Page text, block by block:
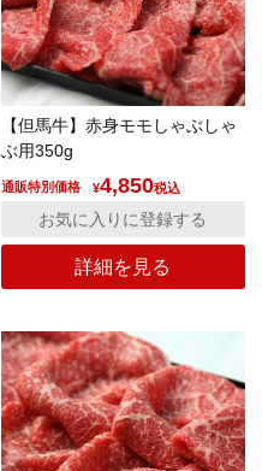
【但馬牛】赤身モモしゃぶしゃ
ぶ用350g
通販特別価格 ¥4,850税込
詳細を見る
お気に入りに登録する